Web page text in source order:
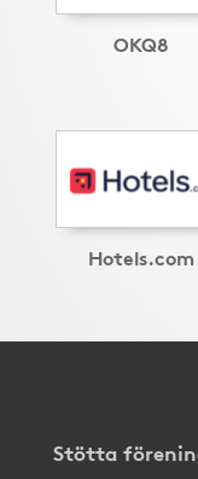
OKQ8
Hotels.com
Stötta